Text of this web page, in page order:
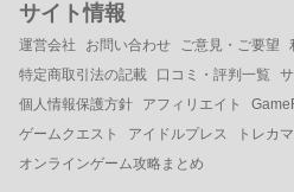
サイト情報
運営会社 お問い合わせ ご意見・ご要望
特定商取引法の記載
口コミ・評判一覧
個人情報保護方針
アフィリエイト
ゲームクエスト
アイドルプレス
トレカ
オンラインゲーム攻略まとめ